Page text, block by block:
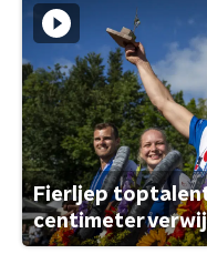
Fierljep
centimeter